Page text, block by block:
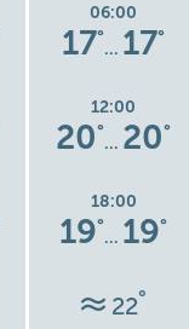
06:00
17°
… 17°
12:00
20°
… 20°
18:00
19°
… 19°
22°